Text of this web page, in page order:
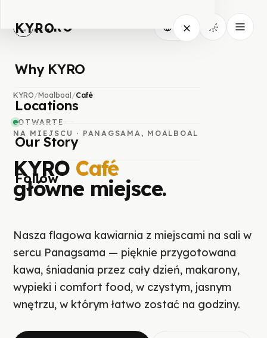
KYRO
KYRO
Why KYRO
Locations
Our Story
Follow
KYRO/Moalboal/Café
OTWARTE
NA MIEJSCU · PANAGSAMA, MOALBOAL
KYRO Café
główne miejsce.
Nasza flagowa kawiarnia z miejscami na sali w
sercu Panagsama — pięknie przygotowana
kawa, śniadania przez cały dzień, makarony,
wypieki i comfort food, w czystym, jasnym
wnętrzu, w którym łatwo zostać na godziny.